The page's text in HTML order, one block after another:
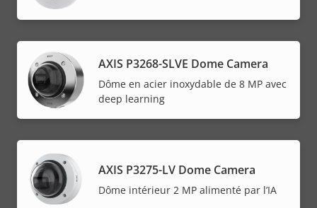
AXIS P3268-SLVE Dome Camera
Dôme en acier inoxydable de 8 MP avec
deep learning
AXIS P3275-LV Dome Camera
Dôme intérieur 2 MP alimenté par l’IA